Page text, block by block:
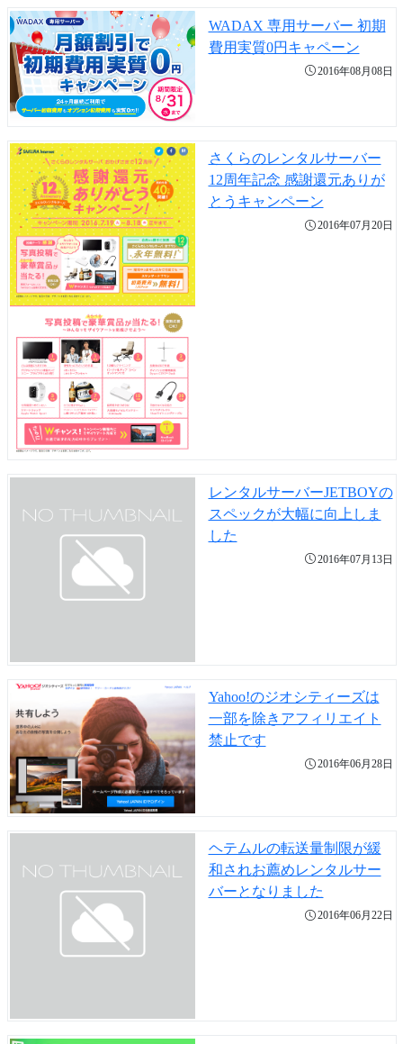
WADAX 専用サーバー 初期
費用実質0円キャペーン
2016年08月08日
さくらのレンタルサーバー
12周年記念 感謝還元ありが
とうキャンペーン
2016年07月20日
レンタルサーバーJETBOYの
スペックが大幅に向上しま
した
2016年07月13日
Yahoo!のジオシティーズは
一部を除きアフィリエイト
禁止です
2016年06月28日
ヘテムルの転送量制限が緩
和されお薦めレンタルサー
バーとなりました
2016年06月22日